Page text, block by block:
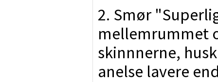
2. Smør
mellemrummet
skinnnerne,
anelse lavere